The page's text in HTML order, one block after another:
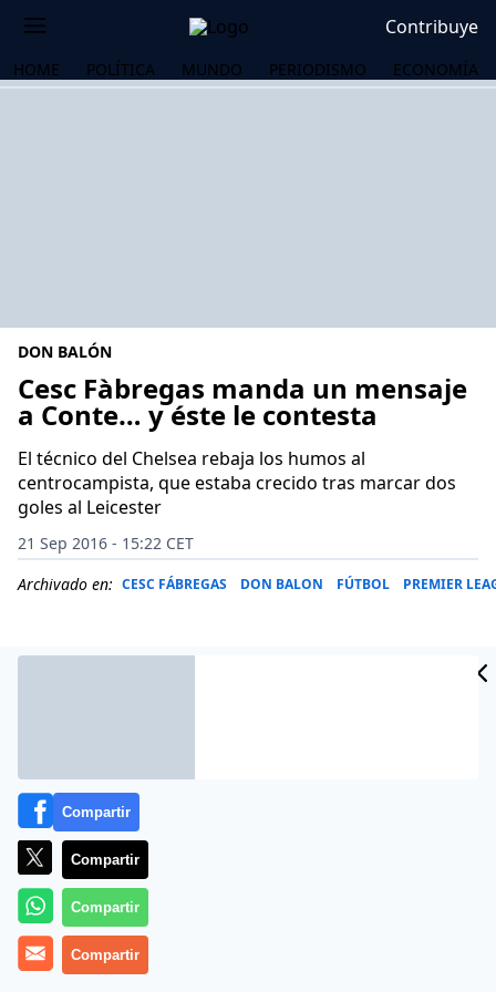
Contribuye
HOME POLÍTICA MUNDO PERIODISMO ECONOMÍA
DON BALÓN
Cesc Fàbregas manda un mensaje
a Conte… y éste le contesta
El técnico del Chelsea rebaja los humos al
centrocampista, que estaba crecido tras marcar dos
goles al Leicester
21 Sep 2016 - 15:22 CET
Archivado en: CESC FÁBREGAS DON BALON FÚTBOL PREMIER
La relación entre el técnico Antonio Conte y su
centrocampista Cesc Fàbregas nació torcida y sigue
Compartir
Compartir
Compartir
Compartir